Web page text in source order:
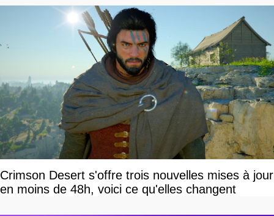
Crimson Desert s'offre trois nouvelles mises à jour
en moins de 48h, voici ce qu'elles changent